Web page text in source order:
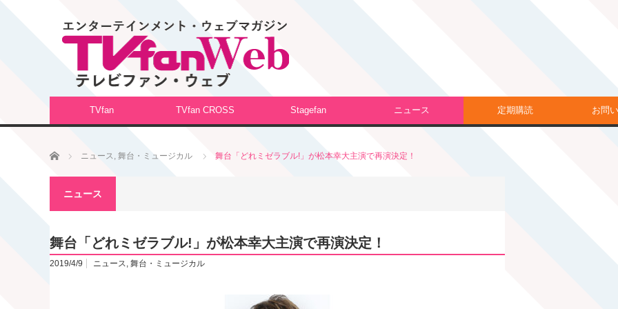
TVfan TVfan CROSS Stagefan ニュース 定期購読 お問
ホーム ニュース, 舞台・ミュージカル 舞台「どれミゼラブル!」が松本幸大主演で再演決定！
ニュース
舞台「どれミゼラブル!」が松本幸大主演で再演決定！
2019/4/9 ニュース, 舞台・ミュージカル